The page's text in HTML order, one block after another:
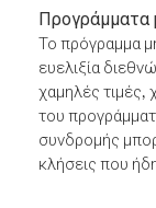
Προγράμματα
Το πρόγραμμα
ευελιξία
χαμηλές τιμές,
του
συνδρομής
κλήσεις που